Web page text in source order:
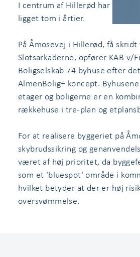
I centrum af Hillerød har en
ligget tom i årtier.
På Åmosevej i Hillerød, få skridt
Slotsarkaderne, opfører KAB v/
Boligselskab 74 byhuse efter
AlmenBolig+ koncept.
etager og boligerne er en
rækkehuse i tre-plan og
For at realisere byggeriet på
skybrudssikring og
været af høj prioritet, da
som et 'bluespot' område i
hvilket betyder at der er høj
oversvømmelse.